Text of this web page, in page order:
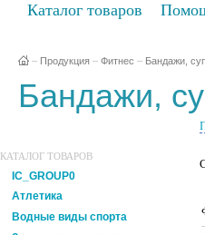
Каталог товаров
– Продукция – Фитнес – Бандажи,
Бандажи,
КАТАЛОГ ТОВАРОВ
IC_GROUP0
Атлетика
Водные виды спорта